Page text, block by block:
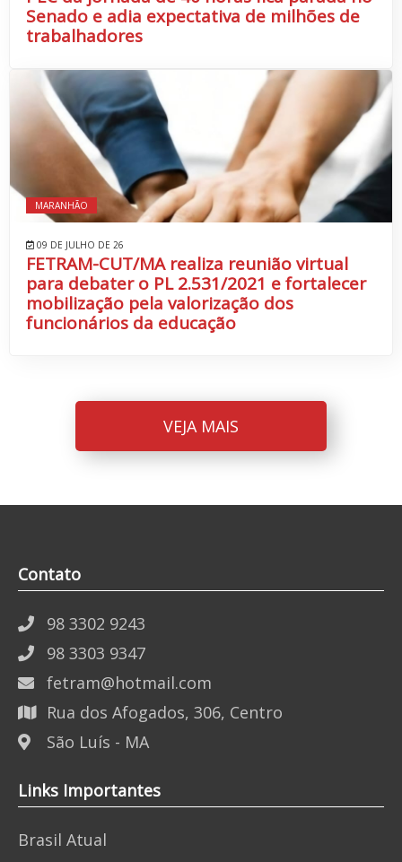
Senado e adia expectativa de milhões de
trabalhadores
MARANHÃO
09 DE JULHO DE 26
FETRAM-CUT/MA realiza reunião virtual
para debater o PL 2.531/2021 e fortalecer
mobilização pela valorização dos
funcionários da educação
VEJA MAIS
Contato
98 3302 9243
98 3303 9347
fetram@hotmail.com
Rua dos Afogados, 306, Centro
São Luís - MA
Links Importantes
Brasil Atual